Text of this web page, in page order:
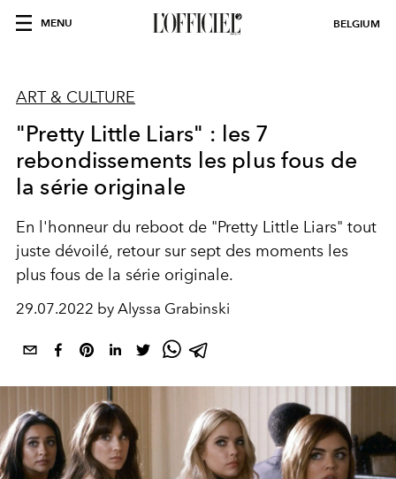
MENU BELGIUM
ART & CULTURE
"Pretty Little Liars" : les 7
rebondissements les plus fous de
la série originale
En l'honneur du reboot de "Pretty Little Liars" tout
juste dévoilé, retour sur sept des moments les
plus fous de la série originale.
29.07.2022 by Alyssa Grabinski